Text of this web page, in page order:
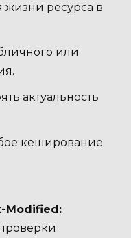
жизни ресурса в
или
актуальность
кеширование
Modified: